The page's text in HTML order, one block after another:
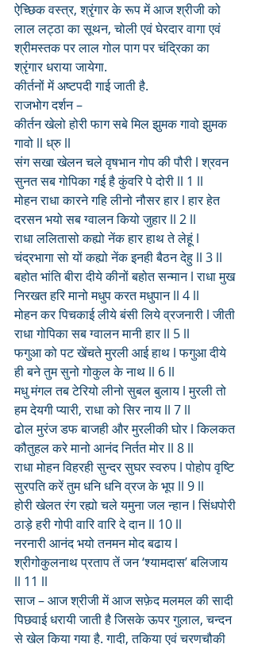
ऐच्छिक वस्त्र, श्रृंगार के रूप में आज श्रीजी को
लाल लट्ठा का सूथन, चोली एवं घेरदार वागा एवं
श्रीमस्तक पर लाल गोल पाग पर चंद्रिका का
श्रृंगार धराया जायेगा.
कीर्तनों में अष्टपदी गाई जाती है.
राजभोग दर्शन –
कीर्तन खेलो होरी फाग सबे मिल झुमक गावो झुमक
गावो ll ध्रु ll
संग सखा खेलन चले वृषभान गोप की पौरी l श्रवन
सुनत सब गोपिका गई है कुंवरि पे दोरी ll 1 ll
मोहन राधा कारने गहि लीनो नौसर हार l हार हेत
दरसन भयो सब ग्वालन कियो जुहार ll 2 ll
राधा ललितासो कह्यो नेंक हार हाथ ते लेहूं l
चंद्रभागा सो यों कह्यो नेंक इनही बैठन देहु ll 3 ll
बहोत भांति बीरा दीये कीनों बहोत सन्मान l राधा मुख
निरखत हरि मानो मधुप करत मधुपान ll 4 ll
मोहन कर पिचकाई लीये बंसी लिये व्रजनारी l जीती
राधा गोपिका सब ग्वालन मानी हार ll 5 ll
फगुआ को पट खेंचते मुरली आई हाथ l फगुआ दीये
ही बने तुम सुनो गोकुल के नाथ ll 6 ll
मधु मंगल तब टेरियो लीनो सुबल बुलाय l मुरली तो
हम देयगी प्यारी, राधा को सिर नाय ll 7 ll
ढोल मुरंज डफ बाजही और मुरलीकी घोर l किलकत
कौतुहल करे मानो आनंद निर्तत मोर ll 8 ll
राधा मोहन विहरही सुन्दर सुघर स्वरुप l पोहोप वृष्टि
सुरपति करें तुम धनि धनि व्रज के भूप ll 9 ll
होरी खेलत रंग रह्यो चले यमुना जल न्हान l सिंधपोरी
ठाड़े हरी गोपी वारि वारि दे दान ll 10 ll
नरनारी आनंद भयो तनमन मोद बढाय l
श्रीगोकुलनाथ प्रताप तें जन ‘श्यामदास’ बलिजाय
ll 11 ll
साज – आज श्रीजी में आज सफ़ेद मलमल की सादी
पिछवाई धरायी जाती है जिसके ऊपर गुलाल, चन्दन
से खेल किया गया है. गादी, तकिया एवं चरणचौकी